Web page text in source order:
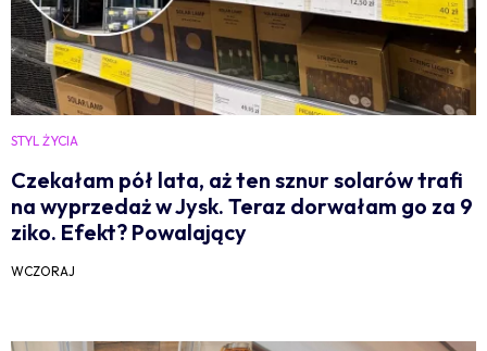
STYL ŻYCIA
Czekałam pół lata, aż ten sznur solarów trafi
na wyprzedaż w Jysk. Teraz dorwałam go za 9
ziko. Efekt? Powalający
WCZORAJ